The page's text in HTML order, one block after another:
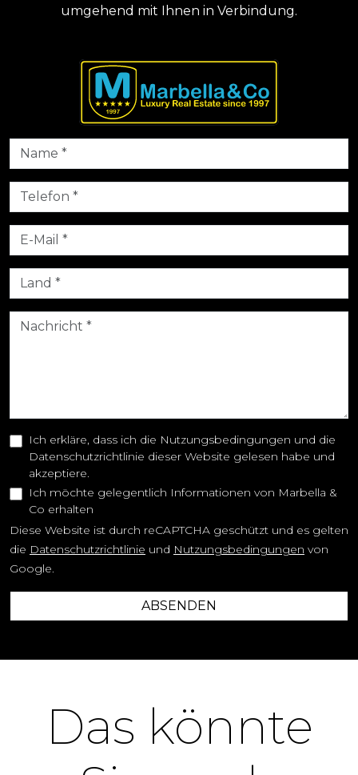
umgehend mit Ihnen in Verbindung.
Ich erkläre, dass ich die Nutzungsbedingungen und die
Datenschutzrichtlinie dieser Website gelesen habe und
akzeptiere.
Ich möchte gelegentlich Informationen von Marbella &
Co erhalten
Diese Website ist durch reCAPTCHA geschützt und es gelten
die Datenschutzrichtlinie und Nutzungsbedingungen von
Google.
ABSENDEN
Das könnte